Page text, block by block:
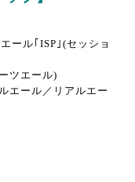
ール｢ISP｣(セッショ
ツエール)
エール／リアルエー